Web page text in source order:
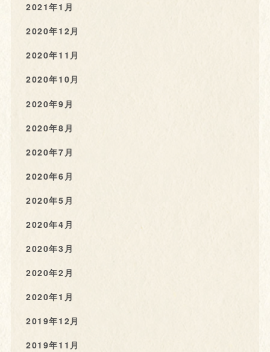
2021年1月
2020年12月
2020年11月
2020年10月
2020年9月
2020年8月
2020年7月
2020年6月
2020年5月
2020年4月
2020年3月
2020年2月
2020年1月
2019年12月
2019年11月